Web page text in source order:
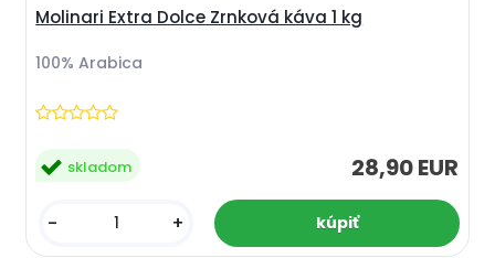
Molinari Extra Dolce Zrnková káva 1 kg
100% Arabica
28,90 EUR
skladom
- +